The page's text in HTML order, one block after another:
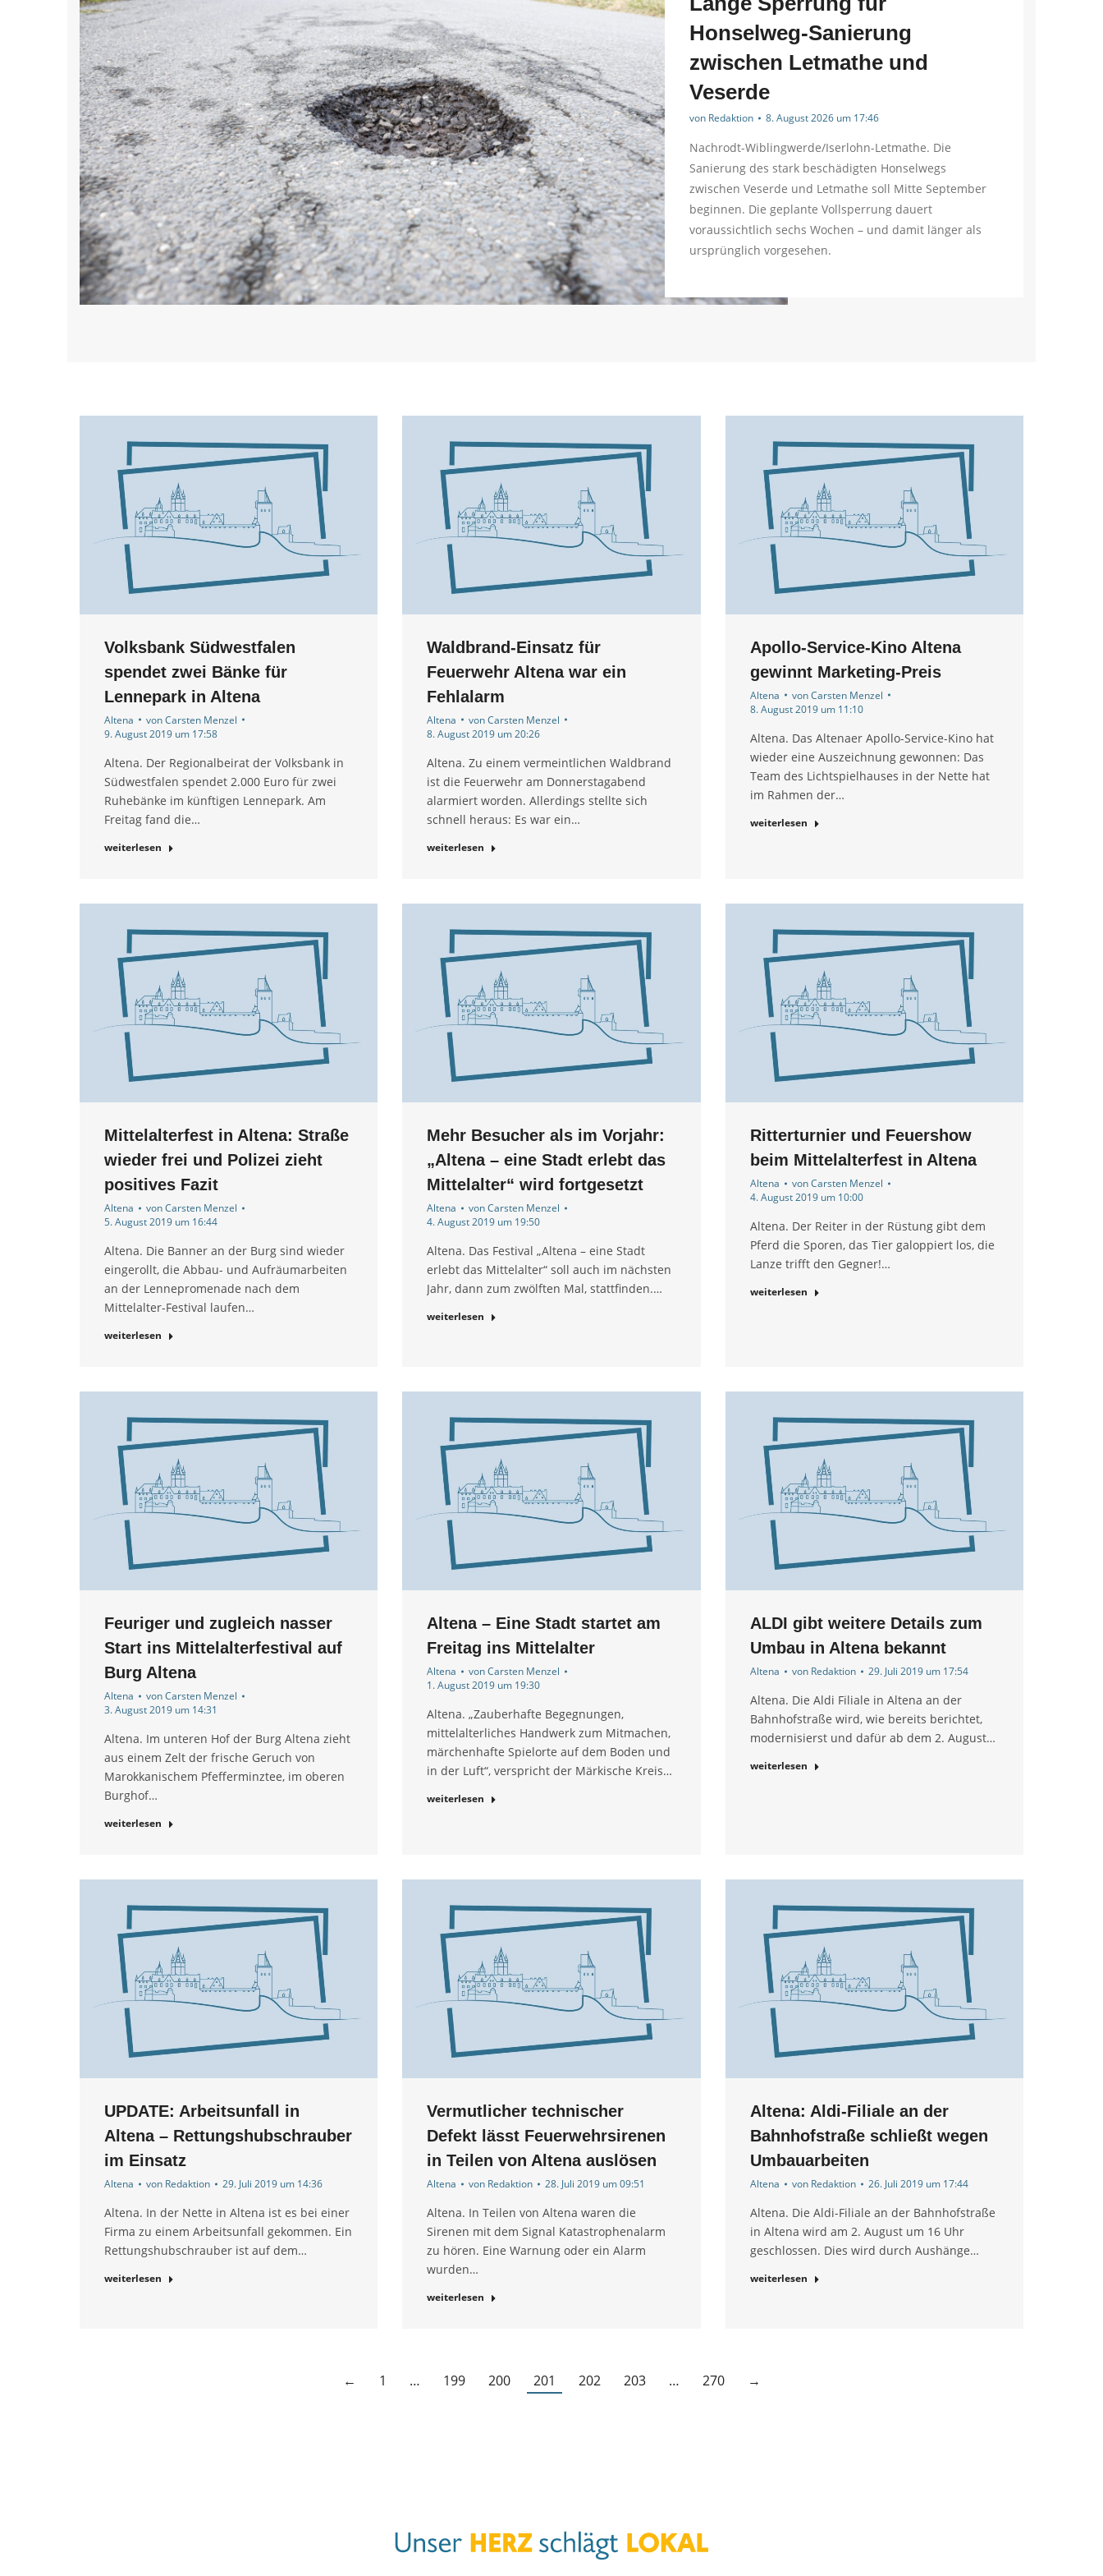
Honselweg-Sanierung
zwischen Letmathe und
Veserde
von Redaktion 8. August 2026 um 17:46
Nachrodt-Wiblingwerde/Iserlohn-Letmathe. Die
Sanierung des stark beschädigten Honselwegs
zwischen Veserde und Letmathe soll Mitte September
beginnen. Die geplante Vollsperrung dauert
voraussichtlich sechs Wochen – und damit länger als
ursprünglich vorgesehen.
Volksbank Südwestfalen
spendet zwei Bänke für
Lennepark in Altena
Altena vonCarsten Menzel
9. August 2019 um 17:58
Altena. Der Regionalbeirat der Volksbank in
Südwestfalen spendet 2.000 Euro für zwei
Ruhebänke im künftigen Lennepark. Am
Freitag fand die…
weiterlesen
Waldbrand-Einsatz für
Feuerwehr Altena war ein
Fehlalarm
Altena vonCarsten Menzel
8. August 2019 um 20:26
Altena. Zu einem vermeintlichen Waldbrand
ist die Feuerwehr am Donnerstagabend
alarmiert worden. Allerdings stellte sich
schnell heraus: Es war ein…
weiterlesen
Apollo-Service-Kino Altena
gewinnt Marketing-Preis
Altena vonCarsten Menzel
8. August 2019 um 11:10
Altena. Das Altenaer Apollo-Service-Kino hat
wieder eine Auszeichnung gewonnen: Das
Team des Lichtspielhauses in der Nette hat
im Rahmen der…
weiterlesen
Mittelalterfest in Altena: Straße
wieder frei und Polizei zieht
positives Fazit
Altena vonCarsten Menzel
5. August 2019 um 16:44
Altena. Die Banner an der Burg sind wieder
eingerollt, die Abbau- und Aufräumarbeiten
an der Lennepromenade nach dem
Mittelalter-Festival laufen…
weiterlesen
Mehr Besucher als im Vorjahr:
„Altena – eine Stadt erlebt das
Mittelalter“ wird fortgesetzt
Altena vonCarsten Menzel
4. August 2019 um 19:50
Altena. Das Festival „Altena – eine Stadt
erlebt das Mittelalter“ soll auch im nächsten
Jahr, dann zum zwölften Mal, stattfinden.…
weiterlesen
Ritterturnier und Feuershow
beim Mittelalterfest in Altena
Altena vonCarsten Menzel
4. August 2019 um 10:00
Altena. Der Reiter in der Rüstung gibt dem
Pferd die Sporen, das Tier galoppiert los, die
Lanze trifft den Gegner!…
weiterlesen
Feuriger und zugleich nasser
Start ins Mittelalterfestival auf
Burg Altena
Altena vonCarsten Menzel
3. August 2019 um 14:31
Altena. Im unteren Hof der Burg Altena zieht
aus einem Zelt der frische Geruch von
Marokkanischem Pfefferminztee, im oberen
Burghof…
weiterlesen
Altena – Eine Stadt startet am
Freitag ins Mittelalter
Altena vonCarsten Menzel
1. August 2019 um 19:30
Altena. „Zauberhafte Begegnungen,
mittelalterliches Handwerk zum Mitmachen,
märchenhafte Spielorte auf dem Boden und
in der Luft“, verspricht der Märkische Kreis…
weiterlesen
ALDI gibt weitere Details zum
Umbau in Altena bekannt
Altena von Redaktion 29. Juli 2019 um 17:54
Altena. Die Aldi Filiale in Altena an der
Bahnhofstraße wird, wie bereits berichtet,
modernisierst und dafür ab dem 2. August…
weiterlesen
UPDATE: Arbeitsunfall in
Altena – Rettungshubschrauber
im Einsatz
Altena von Redaktion 29. Juli 2019 um 14:36
Altena. In der Nette in Altena ist es bei einer
Firma zu einem Arbeitsunfall gekommen. Ein
Rettungshubschrauber ist auf dem…
weiterlesen
Vermutlicher technischer
Defekt lässt Feuerwehrsirenen
in Teilen von Altena auslösen
Altena von Redaktion 28. Juli 2019 um 09:51
Altena. In Teilen von Altena waren die
Sirenen mit dem Signal Katastrophenalarm
zu hören. Eine Warnung oder ein Alarm
wurden…
weiterlesen
Altena: Aldi-Filiale an der
Bahnhofstraße schließt wegen
Umbauarbeiten
Altena von Redaktion 26. Juli 2019 um 17:44
Altena. Die Aldi-Filiale an der Bahnhofstraße
in Altena wird am 2. August um 16 Uhr
geschlossen. Dies wird durch Aushänge…
weiterlesen
← 1 … 199 200 201 202 203 … 270 →